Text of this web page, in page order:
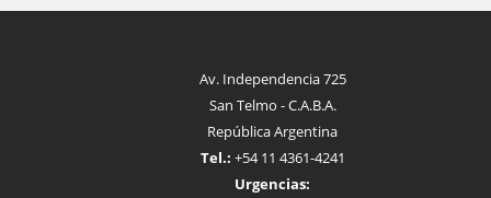
Av. Independencia 725
San Telmo - C.A.B.A.
República Argentina
Tel.: +54 11 4361-4241
Urgencias: